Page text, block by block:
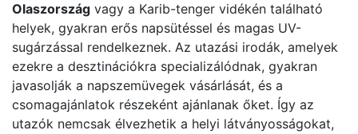
Olaszország vagy a Karib-tenger vidékén található
helyek, gyakran erős napsütéssel és magas UV-
sugárzással rendelkeznek. Az utazási irodák, amelyek
ezekre a desztinációkra specializálódnak, gyakran
javasolják a napszemüvegek vásárlását, és a
csomagajánlatok részeként ajánlanak őket. Így az
utazók nemcsak élvezhetik a helyi látványosságokat,